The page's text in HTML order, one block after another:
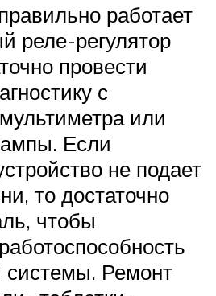
работает
реле-регулятор
провести
с
или
Если
не подает
то достаточно
чтобы
системы. Ремонт